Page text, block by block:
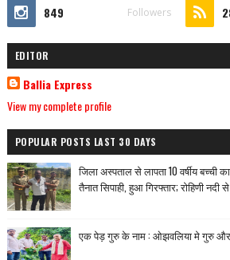
849 Followers
EDITOR
Ballia Express
View my complete profile
POPULAR POSTS LAST 30 DAYS
जिला अस्पताल से लापता 10 वर्षीय बच्ची
तैनात सिपाही, हुआ गिरफ्तार; रोहिणी
एक पेड़ गुरु के नाम : ओझवलिया मे गुरु और